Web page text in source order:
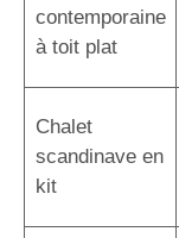
contemporaine
à toit plat
Chalet
scandinave en
kit